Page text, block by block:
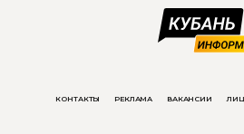
КОНТАКТЫ РЕКЛАМА ВАКАНСИИ